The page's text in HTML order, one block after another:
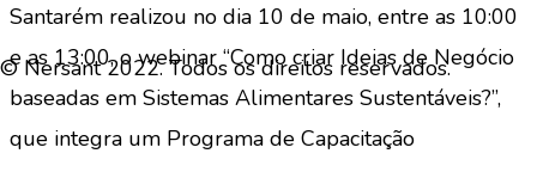
Santarém realizou no dia 10 de maio, entre as 10:00
e as 13:00, o webinar “Como criar Ideias de Negócio
baseadas em Sistemas Alimentares Sustentáveis?”,
que integra um Programa de Capacitação
© Nersant 2022. Todos os direitos reservados.